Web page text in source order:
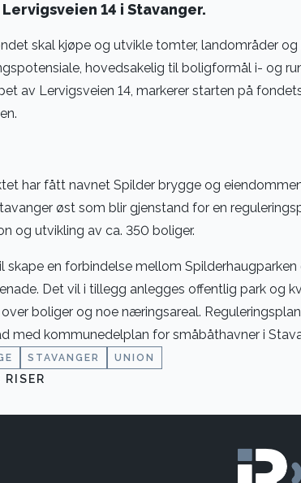
14 i Stavanger.
skal kjøpe og utvikle tomter, landområder
hovedsakelig til boligformål i- og
av Lervigsveien 14, markerer starten på
har fått navnet Spilder brygge og
øst som blir gjenstand for en
og utvikling av ca. 350 boliger.
skape en forbindelse mellom
Det vil i tillegg anlegges offentlig park og
boliger og noe næringsareal.
med kommunedelplan for småbåthavner i
STAVANGER UNION
RISER